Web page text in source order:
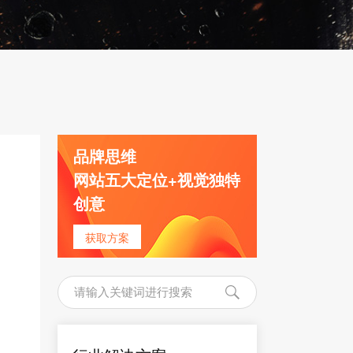
品牌思维
网站五大定位+视觉独特
创意
获取方案